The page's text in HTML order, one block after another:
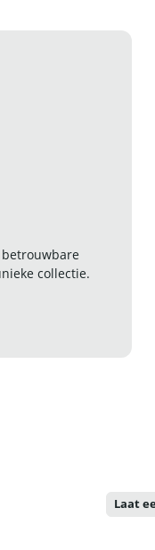
betrouwbare
collectie.
Laat